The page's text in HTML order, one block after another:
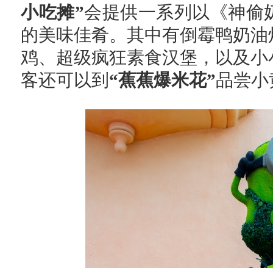
小吃摊”会提供一系列以《神偷
的美味佳肴。其中有倒霉鸭奶
鸡、超级疯狂素食汉堡，以及
客还可以到 “蕉蕉爆米花”品尝